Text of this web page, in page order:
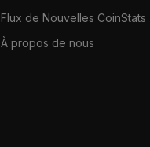
Flux de Nouvelles CoinStats
À propos de nous